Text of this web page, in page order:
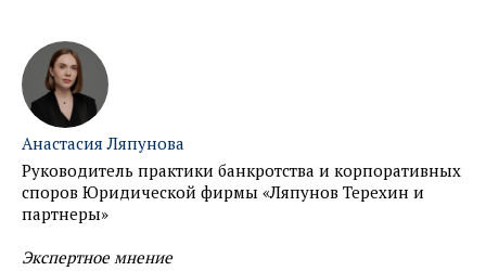
Анастасия Ляпунова
Руководитель практики банкротства и корпоративных
споров Юридической фирмы «Ляпунов Терехин и
партнеры»
Экспертное мнение